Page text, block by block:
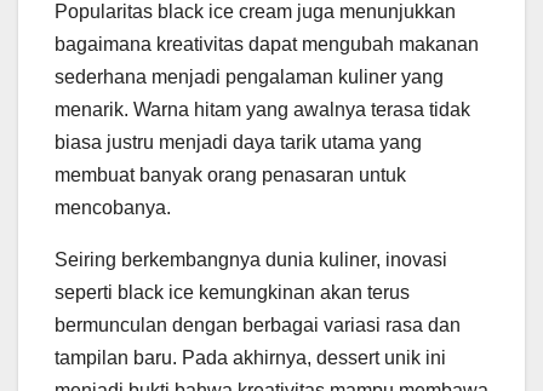
Popularitas black ice cream juga menunjukkan
bagaimana kreativitas dapat mengubah makanan
sederhana menjadi pengalaman kuliner yang
menarik. Warna hitam yang awalnya terasa tidak
biasa justru menjadi daya tarik utama yang
membuat banyak orang penasaran untuk
mencobanya.
Seiring berkembangnya dunia kuliner, inovasi
seperti black ice kemungkinan akan terus
bermunculan dengan berbagai variasi rasa dan
tampilan baru. Pada akhirnya, dessert unik ini